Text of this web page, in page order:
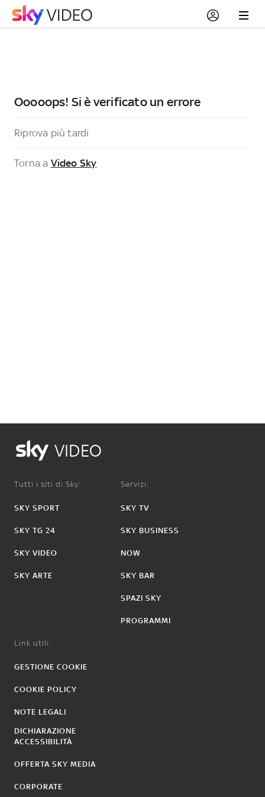
Ooooops! Si è verificato un errore
Riprova più tardi
Torna a Video Sky
VIDEO
Tutti i siti di Sky:
SKY SPORT
SKY TG 24
SKY VIDEO
SKY ARTE
Servizi:
SKY TV
SKY BUSINESS
NOW
SKY BAR
SPAZI SKY
PROGRAMMI
Link utili:
GESTIONE COOKIE
COOKIE POLICY
NOTE LEGALI
DICHIARAZIONE
ACCESSIBILITÀ
OFFERTA SKY MEDIA
CORPORATE